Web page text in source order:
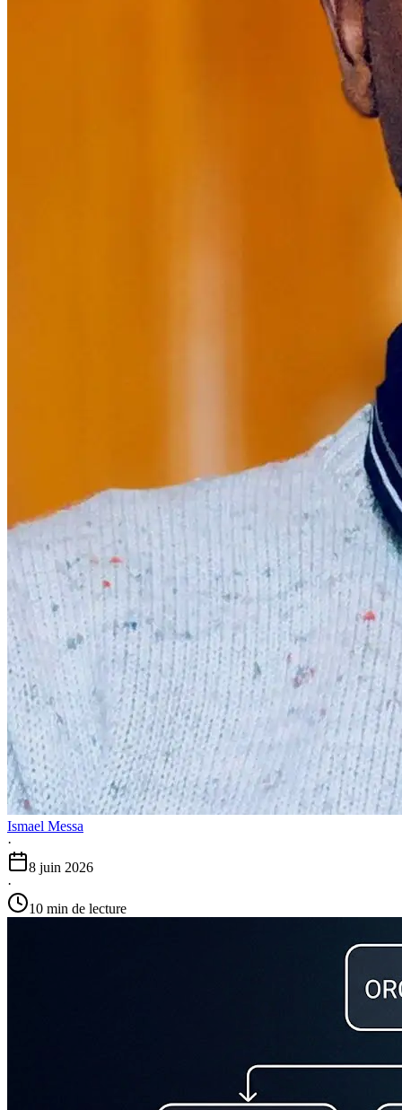
Ismael Messa
·
8 juin 2026
·
10 min de lecture